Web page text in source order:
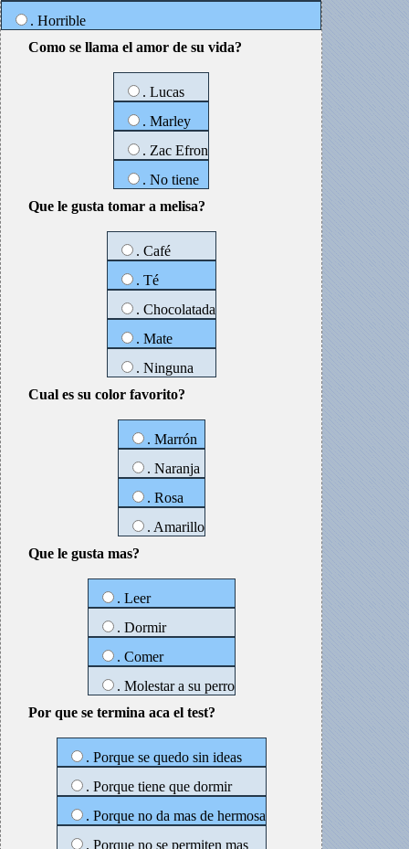
. Horrible
Como se llama el amor de su vida?
. Lucas
. Marley
. Zac Efron
. No tiene
Que le gusta tomar a melisa?
. Café
. Té
. Chocolatada
. Mate
. Ninguna
Cual es su color favorito?
. Marrón
. Naranja
. Rosa
. Amarillo
Que le gusta mas?
. Leer
. Dormir
. Comer
. Molestar a su perro
Por que se termina aca el test?
. Porque se quedo sin ideas
. Porque tiene que dormir
. Porque no da mas de hermosa
. Porque no se permiten mas